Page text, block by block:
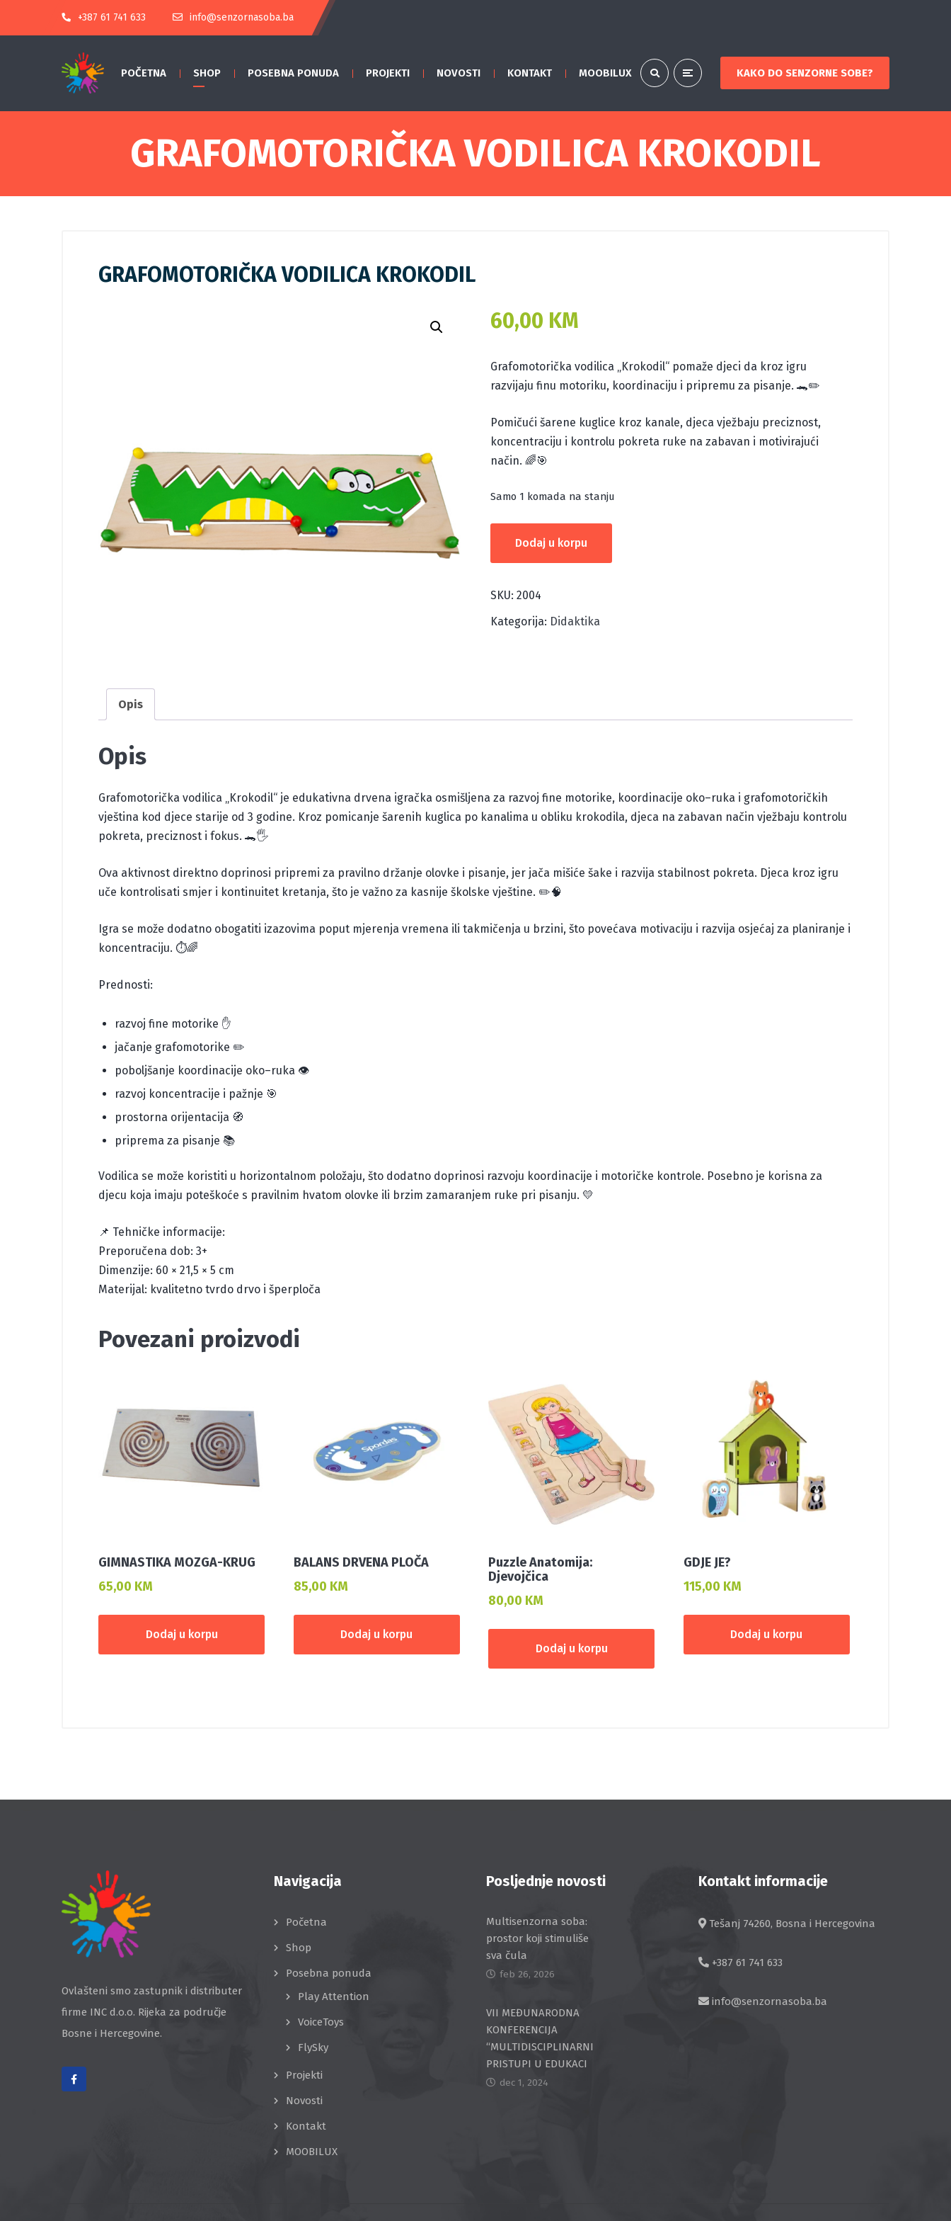
+387 61 741 633 info@senzornasoba.ba
KAKO DO SENZORNE SOBE?
POČETNA SHOP POSEBNA PONUDA PROJEKTI NOVOSTI KONTAKT MOOBILUX
GRAFOMOTORIČKA VODILICA KROKODIL
GRAFOMOTORIČKA VODILICA KROKODIL
60,00 KM
Grafomotorička vodilica „Krokodil“ pomaže djeci da kroz igru
razvijaju finu motoriku, koordinaciju i pripremu za pisanje. 🐊✏️
Pomičući šarene kuglice kroz kanale, djeca vježbaju preciznost,
koncentraciju i kontrolu pokreta ruke na zabavan i motivirajući
način. 🌈🎯
Samo 1 komada na stanju
VODILICA
količina
Dodaj u korpu
SKU:2004
Kategorija: Didaktika
Opis
Opis
Grafomotorička vodilica „Krokodil“ je edukativna drvena igračka osmišljena za razvoj fine motorike, koordinacije oko–ruka i grafomotoričkih
vještina kod djece starije od 3 godine. Kroz pomicanje šarenih kuglica po kanalima u obliku krokodila, djeca na zabavan način vježbaju kontrolu
pokreta, preciznost i fokus. 🐊🖐️
Ova aktivnost direktno doprinosi pripremi za pravilno držanje olovke i pisanje, jer jača mišiće šake i razvija stabilnost pokreta. Djeca kroz igru
uče kontrolisati smjer i kontinuitet kretanja, što je važno za kasnije školske vještine. ✏️🧠
Igra se može dodatno obogatiti izazovima poput mjerenja vremena ili takmičenja u brzini, što povećava motivaciju i razvija osjećaj za planiranje i
koncentraciju. ⏱️🌈
Prednosti:
razvoj fine motorike ✋
jačanje grafomotorike ✏️
poboljšanje koordinacije oko–ruka 👁️
razvoj koncentracije i pažnje 🎯
prostorna orijentacija 🧭
priprema za pisanje 📚
Vodilica se može koristiti u horizontalnom položaju, što dodatno doprinosi razvoju koordinacije i motoričke kontrole. Posebno je korisna za
djecu koja imaju poteškoće s pravilnim hvatom olovke ili brzim zamaranjem ruke pri pisanju. 💛
📌 Tehničke informacije:
Preporučena dob: 3+
Dimenzije: 60 × 21,5 × 5 cm
Materijal: kvalitetno tvrdo drvo i šperploča
Povezani proizvodi
GIMNASTIKA MOZGA-KRUG
65,00 KM
Dodaj u korpu
BALANS DRVENA PLOČA
85,00 KM
Dodaj u korpu
Puzzle Anatomija:
Djevojčica
80,00 KM
Dodaj u korpu
GDJE JE?
115,00 KM
Dodaj u korpu
Ovlašteni smo zastupnik i distributer
firme INC d.o.o. Rijeka za područje
Bosne i Hercegovine.
Navigacija
Početna
Shop
Posebna ponuda
Play Attention
VoiceToys
FlySky
Projekti
Novosti
Kontakt
MOOBILUX
Posljednje novosti
Multisenzorna soba:
prostor koji stimuliše
sva čula
feb 26, 2026
VII MEĐUNARODNA
KONFERENCIJA
“MULTIDISCIPLINARNI
PRISTUPI U EDUKACI
dec 1, 2024
Kontakt informacije
Tešanj 74260, Bosna i Hercegovina
+387 61 741 633
info@senzornasoba.ba